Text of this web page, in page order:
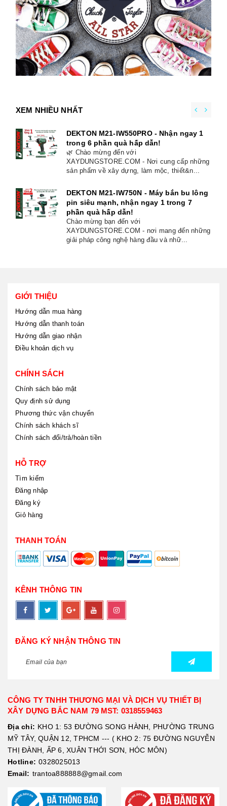
XEM NHIỀU NHẤT
DEKTON M21-IW550PRO - Nhận ngay 1
trong 6 phần quà hấp dẫn!
🌿 Chào mừng đến với
XAYDUNGSTORE.COM - Nơi cung cấp những
sản phẩm về xây dựng, làm mộc, thiết&n...
DEKTON M21-IW750N - Máy bắn bu lông
pin siêu mạnh, nhận ngay 1 trong 7
phần quà hấp dẫn!
Chào mừng bạn đến với
XAYDUNGSTORE.COM - nơi mang đến những
giải pháp công nghệ hàng đầu và nhữ...
GIỚI THIỆU
Hướng dẫn mua hàng
Hướng dẫn thanh toán
Hướng dẫn giao nhận
Điều khoản dịch vụ
CHÍNH SÁCH
Chính sách bảo mật
Quy định sử dụng
Phương thức vận chuyển
Chính sách khách sĩ
Chính sách đổi/trả/hoàn tiền
HỖ TRỢ
Tìm kiếm
Đăng nhập
Đăng ký
Giỏ hàng
THANH TOÁN
KÊNH THÔNG TIN
ĐĂNG KÝ NHẬN THÔNG TIN
CÔNG TY TNHH THƯƠNG MẠI VÀ DỊCH VỤ THIẾT BỊ
XÂY DỰNG BẮC NAM 79 MST: 0318559463
Địa chỉ: KHO 1: 53 ĐƯỜNG SONG HÀNH, PHƯỜNG TRUNG
MỸ TÂY, QUẬN 12, TPHCM --- ( KHO 2: 75 ĐƯỜNG NGUYỄN
THỊ ĐÀNH, ẤP 6, XUÂN THỚI SƠN, HÓC MÔN)
Hotline: 0328025013
Email: trantoa888888@gmail.com